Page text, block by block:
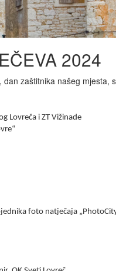
2024
zaštitnika našeg mjesta,
Lovreča i ZT Vižinade
foto natječaja